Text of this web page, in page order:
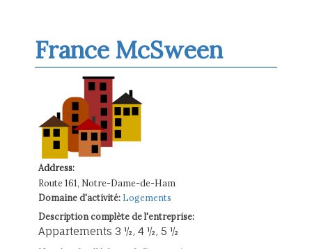
France McSween
Address:
Route 161, Notre-Dame-de-Ham
Domaine d'activité: Logements
Description complète de l'entreprise:
Appartements 3 ½, 4 ½, 5 ½